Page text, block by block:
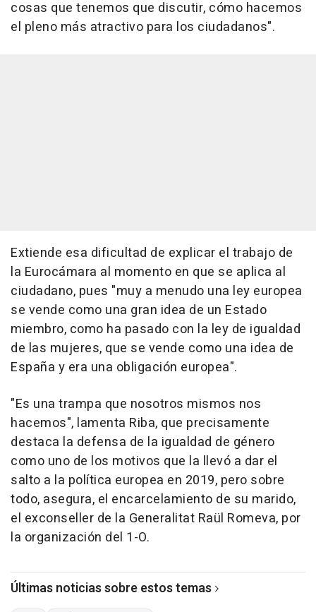
cosas que tenemos que discutir, cómo hacemos
el pleno más atractivo para los ciudadanos".
Extiende esa dificultad de explicar el trabajo de
la Eurocámara al momento en que se aplica al
ciudadano, pues "muy a menudo una ley europea
se vende como una gran idea de un Estado
miembro, como ha pasado con la ley de igualdad
de las mujeres, que se vende como una idea de
España y era una obligación europea".
"Es una trampa que nosotros mismos nos
hacemos", lamenta Riba, que precisamente
destaca la defensa de la igualdad de género
como uno de los motivos que la llevó a dar el
salto a la política europea en 2019, pero sobre
todo, asegura, el encarcelamiento de su marido,
el exconseller de la Generalitat Raül Romeva, por
la organización del 1-O.
Últimas noticias sobre estos temas